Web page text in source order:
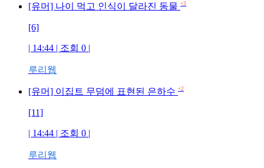
[유머] 나이 먹고 인식이 달라진 동물 +3
[6]
| 14:44 | 조회 0 |
루리웹
[유머] 이집트 무덤에 표현된 은하수 +2
[11]
| 14:44 | 조회 0 |
루리웹